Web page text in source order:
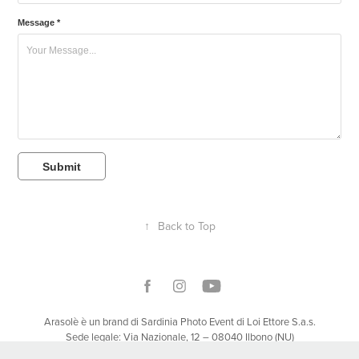
Message *
Submit
↑ Back to Top
Arasolè è un brand di Sardinia Photo Event di Loi Ettore S.a.s.
Sede legale: Via Nazionale, 12 – 08040 Ilbono (NU)